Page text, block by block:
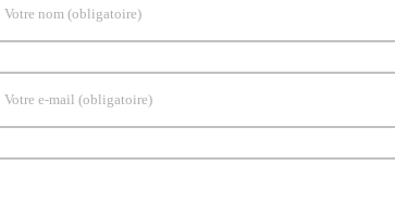
Votre nom (obligatoire)
Votre e-mail (obligatoire)